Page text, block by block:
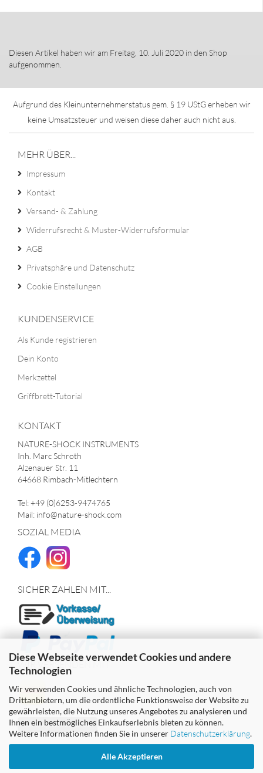
Diese Webseite verwendet Cookies und andere
Technologien
Wir verwenden Cookies und ähnliche Technologien, auch von
Drittanbietern, um die ordentliche Funktionsweise der Website zu
gewährleisten, die Nutzung unseres Angebotes zu analysieren und
Ihnen ein bestmögliches Einkaufserlebnis bieten zu können.
Weitere Informationen finden Sie in unserer Datenschutzerklärung.
Alle Akzeptieren
Diesen Artikel haben wir am Freitag, 10. Juli 2020 in den Shop
aufgenommen.
Aufgrund des Kleinunternehmerstatus gem. § 19 UStG erheben wir
keine Umsatzsteuer und weisen diese daher auch nicht aus.
MEHR ÜBER...
Impressum
Kontakt
Versand- & Zahlung
Widerrufsrecht & Muster-Widerrufsformular
AGB
Privatsphäre und Datenschutz
Cookie Einstellungen
KUNDENSERVICE
Als Kunde registrieren
Dein Konto
Merkzettel
Griffbrett-Tutorial
KONTAKT
NATURE-SHOCK INSTRUMENTS
Inh. Marc Schroth
Alzenauer Str. 11
64668 Rimbach-Mitlechtern
Tel: +49 (0)6253-9474765
Mail: info@nature-shock.com
SOZIAL MEDIA
SICHER ZAHLEN MIT...
WIR VERSENDEN MIT
Vertrag widerrufen